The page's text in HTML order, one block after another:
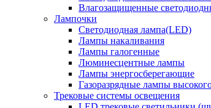
Влагозащищенные
Лампочки
Светодиодная лампа(LED)
Лампы накаливания
Лампы галогенные
Люминесцентные лампы
Лампы энергосберегающие
Газоразрядные лампы
Трековые системы освещения